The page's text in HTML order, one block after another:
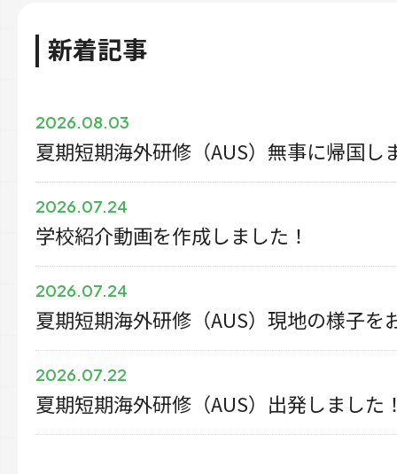
新着記事
2026.08.03
夏期短期海外研修（AUS）無事に帰国し
2026.07.24
学校紹介動画を作成しました！
2026.07.24
夏期短期海外研修（AUS）現地の様子を
2026.07.22
夏期短期海外研修（AUS）出発しました